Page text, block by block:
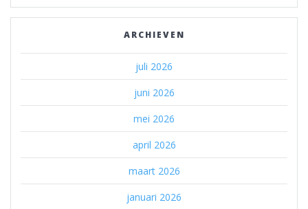
ARCHIEVEN
juli 2026
juni 2026
mei 2026
april 2026
maart 2026
januari 2026